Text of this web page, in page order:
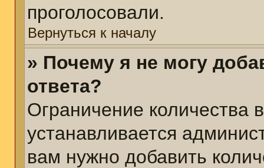
проголосовали.
Вернуться к началу
» Почему я не могу
ответа?
Ограничение количества
устанавливается
вам нужно добавить